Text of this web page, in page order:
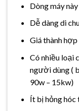
Dòng máy
Dễ dàng di
Giá thành hợp
Có nhiều loại
người dùng (
90w – 15kw)
Ít bị hỏng hóc